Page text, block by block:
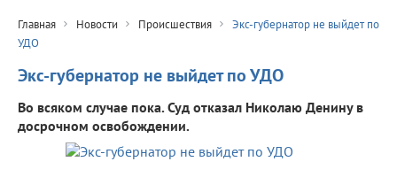
Главная Новости Происшествия
Экс-губернатор не выйдет по
УДО
Экс-губернатор не выйдет по УДО
Во всяком случае пока. Суд отказал Николаю Денину в
досрочном освобождении.